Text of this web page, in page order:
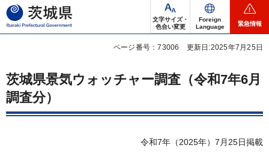
茨城県
文字サイズ・
色合い変更
Foreign
Language
緊急情報
ページ番号：73006 更新日:2025年7月25日
茨城県景気ウォッチャー調査（令和7年6月
調査分）
令和7年（2025年）7月25日掲載